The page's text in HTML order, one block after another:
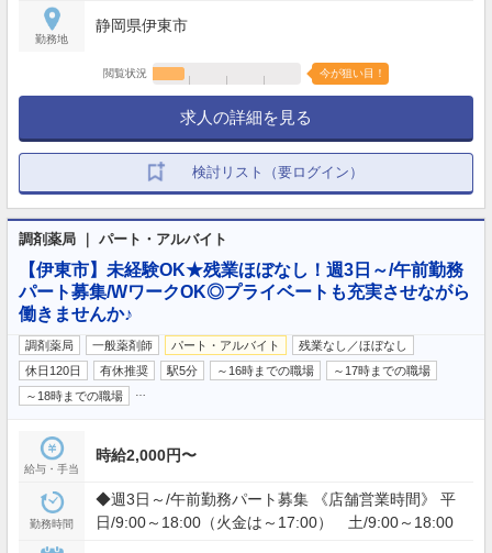
勤務地
静岡県伊東市
閲覧状況 今が狙い目！
求人の詳細を見る
検討リスト（要ログイン）
調剤薬局 ｜ パート・アルバイト
【伊東市】未経験OK★残業ほぼなし！週3日～/午前勤務
パート募集/WワークOK◎プライベートも充実させながら
働きませんか♪
調剤薬局 一般薬剤師 パート・アルバイト
残業なし／ほぼなし
休日120日
有休推奨 駅5分 ～16時までの職場
～17時までの職場
～18時までの職場
給与・手当
時給2,000円〜
勤務時間
◆週3日～/午前勤務パート募集 《店舗営業時間》 平
日/9:00～18:00（火金は～17:00） 土/9:00～18:00